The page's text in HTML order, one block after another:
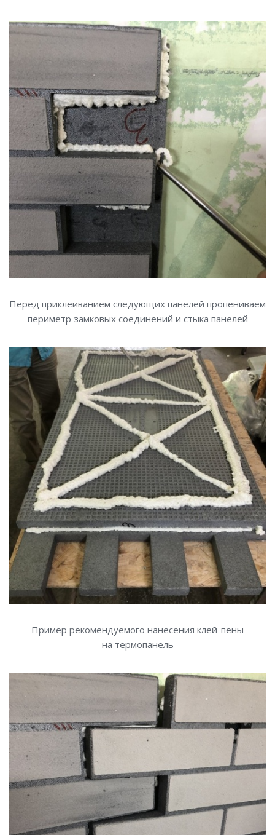
Перед приклеиванием следующих панелей пропениваем
периметр замковых соединений и стыка панелей
Пример рекомендуемого нанесения клей-пены
на термопанель